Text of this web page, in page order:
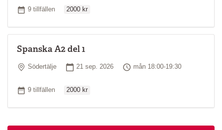
Antal tillfällen
9 tillfällen 2000 kr
Spanska A2 del 1
Plats
Södertälje Startdatum
21 sep. 2026 Tid
mån 18:00-19:30
Antal tillfällen
9 tillfällen 2000 kr